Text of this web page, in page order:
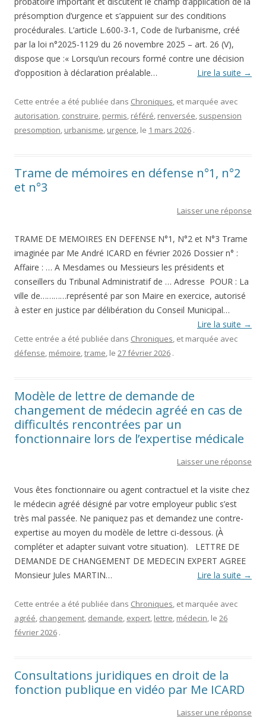
présomption d’urgence et s’appuient sur des conditions
procédurales. L’article L.600-3-1, Code de l’urbanisme, créé
par la loi n°2025-1129 du 26 novembre 2025 – art. 26 (V),
dispose que :« Lorsqu’un recours formé contre une décision
d’opposition à déclaration préalable…
Lire la suite →
Cette entrée a été publiée dans Chroniques, et marquée avec
autorisation, construire, permis, référé, renversée, suspension
presomption, urbanisme, urgence, le 1 mars 2026 .
Trame de mémoires en défense n°1, n°2
et n°3
Laisser une réponse
TRAME DE MEMOIRES EN DEFENSE N°1, N°2 et N°3 Trame
imaginée par Me André ICARD en février 2026 Dossier n° :
Affaire : … A Mesdames ou Messieurs les présidents et
conseillers du Tribunal Administratif de … Adresse POUR : La
ville de…………représenté par son Maire en exercice, autorisé
à ester en justice par délibération du Conseil Municipal…
Lire la suite →
Cette entrée a été publiée dans Chroniques , et marquée avec
défense mémoire trame , le 27 février 2026 .
Modèle de lettre de demande de
changement de médecin agréé en cas de
difficultés rencontrées par un
fonctionnaire lors de l’expertise médicale
Laisser une réponse
Vous êtes fonctionnaire ou agent contractuel et la visite chez
le médecin agréé désigné par votre employeur public s’est
très mal passée. Ne paniquez pas et demandez une contre-
expertise au moyen du modèle de lettre ci-dessous. (À
compléter et adapter suivant votre situation). LETTRE DE
DEMANDE DE CHANGEMENT DE MEDECIN EXPERT AGREE
Monsieur Jules MARTIN…
Lire la suite →
Cette entrée a été publiée dans Chroniques, et marquée avec
agréé, changement, demande, expert, lettre, médecin, le 26
février 2026 .
Consultations juridiques en droit de la
fonction publique en vidéo par Me ICARD
Laisser une réponse